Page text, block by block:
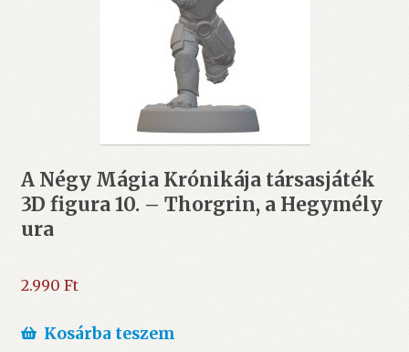
A Négy Mágia Krónikája társasjáték
3D figura 10. – Thorgrin, a Hegymély
ura
2.990 Ft
Kosárba teszem